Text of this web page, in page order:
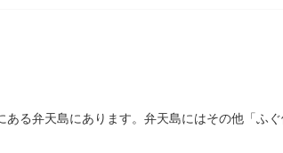
る弁天島にあります。弁天島にはその他「ふぐ